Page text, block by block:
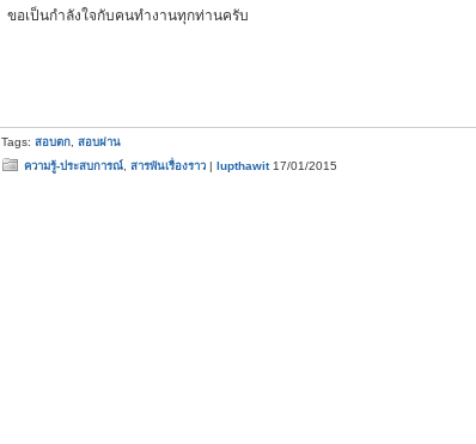
ขอเป็นกำลังใจกับคนทำงานทุกท่านครับ
Tags: สอบตก สอบผ่าน
ความรู้-ประสบการณ์ สารพันเรื่องราว | lupthawit17/01/2015